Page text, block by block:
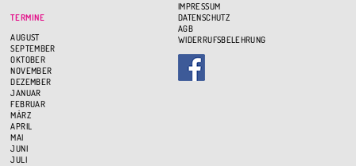
TERMINE
AUGUST
SEPTEMBER
OKTOBER
NOVEMBER
DEZEMBER
JANUAR
FEBRUAR
MÄRZ
APRIL
MAI
JUNI
JULI
IMPRESSUM
DATENSCHUTZ
AGB
WIDERRUFSBELEHRUNG